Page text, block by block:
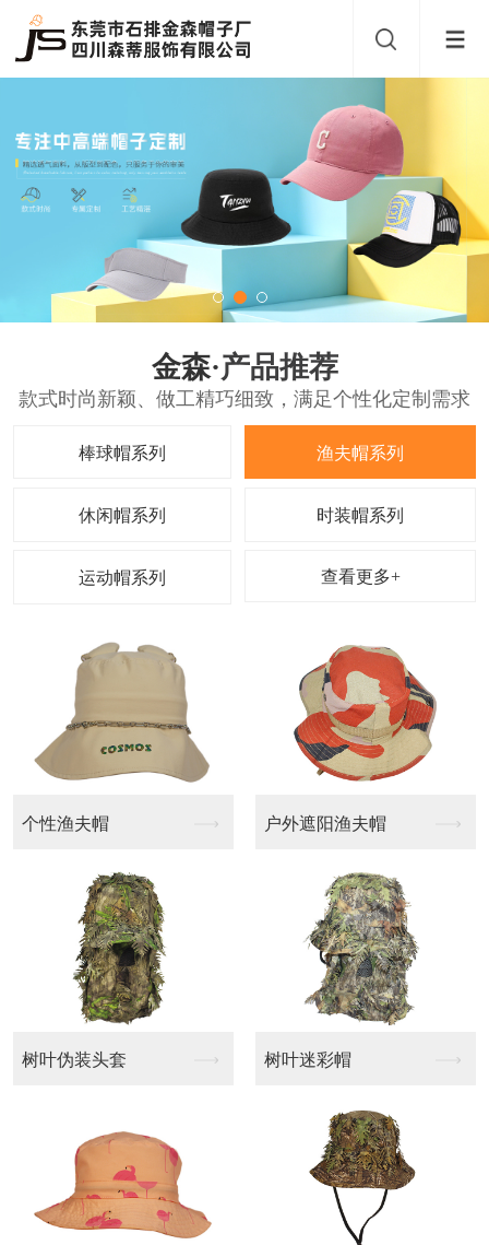
金森·产品推荐
款式时尚新颖、做工精巧细致，满足个性化定制需求
棒球帽系列 渔夫帽系列
休闲帽系列 时装帽系列
运动帽系列 查看更多+
夫帽 户外遮阳渔夫帽
装头套 树叶迷彩帽
休闲帽
休闲帽